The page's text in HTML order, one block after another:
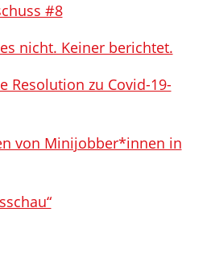
#8
nicht. Keiner berichtet.
Resolution zu Covid-19-
von Minijobber*innen in